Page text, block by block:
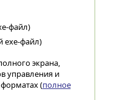
файл)
exe-файл)
экрана,
управления и
(полное